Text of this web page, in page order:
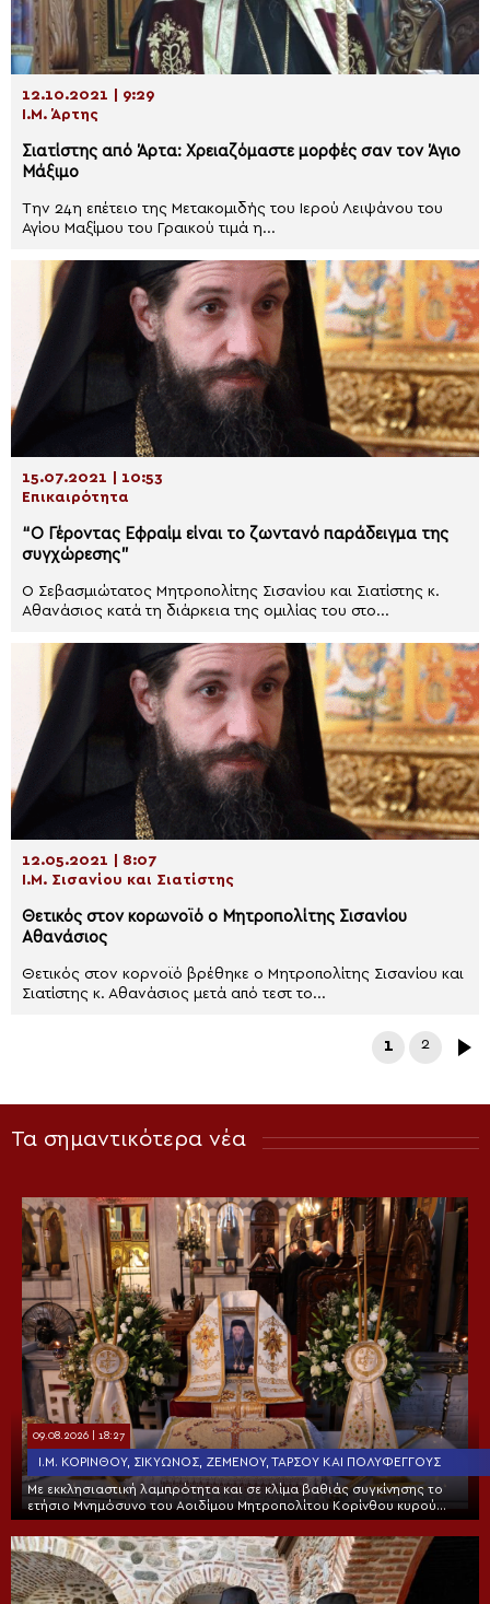
12.10.2021 | 9:29
Ι.Μ. Άρτης
Σιατίστης από Άρτα: Χρειαζόμαστε μορφές σαν τον Άγιο
Μάξιμο
Την 24η επέτειο της Μετακομιδής του Ιερού Λειψάνου του
Αγίου Μαξίμου του Γραικού τιμά η...
15.07.2021 | 10:53
Επικαιρότητα
“Ο Γέροντας Εφραίμ είναι το ζωντανό παράδειγμα της
συγχώρεσης”
Ο Σεβασμιώτατος Μητροπολίτης Σισανίου και Σιατίστης κ.
Αθανάσιος κατά τη διάρκεια της ομιλίας του στο...
12.05.2021 | 8:07
Ι.Μ. Σισανίου και Σιατίστης
Θετικός στον κορωνοϊό ο Μητροπολίτης Σισανίου
Αθανάσιος
Θετικός στον κορνοϊό βρέθηκε ο Μητροπολίτης Σισανίου και
Σιατίστης κ. Αθανάσιος μετά από τεστ το...
1 2
Τα σημαντικότερα νέα
09.08.2026 | 18:27
Ι.Μ. ΚΟΡΊΝΘΟΥ, ΣΙΚΥΏΝΟΣ, ΖΕΜΕΝΟΎ, ΤΑΡΣΟΎ ΚΑΙ ΠΟΛΥΦΈΓΓΟΥΣ
Με εκκλησιαστική λαμπρότητα και σε κλίμα βαθιάς συγκίνησης το
ετήσιο Μνημόσυνο του Αοιδίμου Μητροπολίτου Κορίνθου κυρού
Διονυσίου